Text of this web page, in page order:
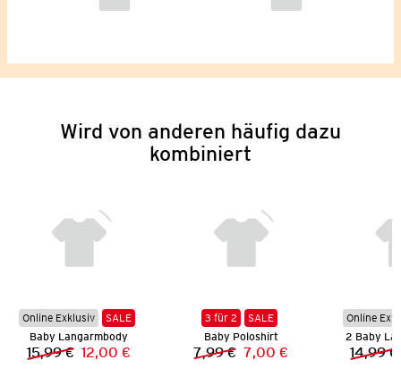
Wird von anderen häufig dazu
kombiniert
Online Exklusiv
SALE
Baby Langarmbody
Vorheriger Preis:
15,99 € Neuer Preis:
12,00 €
3 für 2
SALE
Baby Poloshirt
Vorheriger Preis:
7,99 € Neuer Preis:
7,00 €
Online
2 Baby
14,99 €